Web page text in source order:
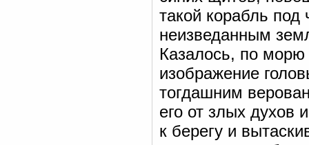
такой корабль
неизведанным
Казалось, по морю
изображение
тогдашним
его от злых духов
к берегу и